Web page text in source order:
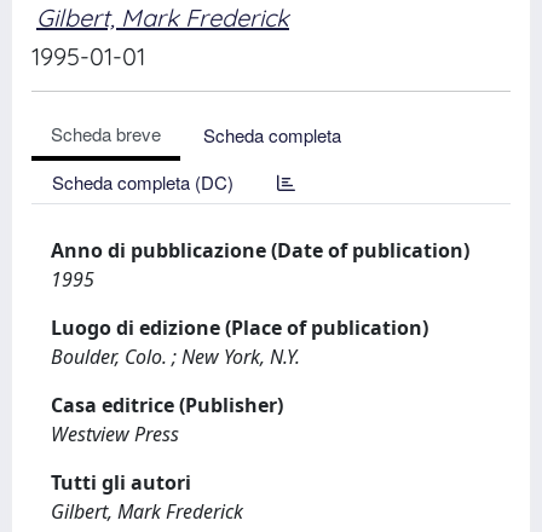
Gilbert, Mark Frederick
1995-01-01
Scheda breve
Scheda completa
Scheda completa (DC)
Anno di pubblicazione (Date of publication)
1995
Luogo di edizione (Place of publication)
Boulder, Colo. ; New York, N.Y.
Casa editrice (Publisher)
Westview Press
Tutti gli autori
Gilbert, Mark Frederick